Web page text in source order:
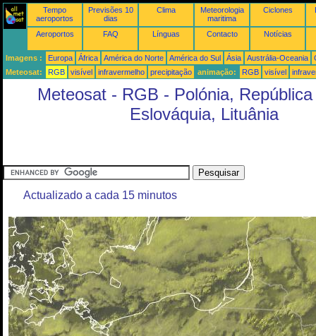
Tempo
aeroportos
Previsões 10
dias
Clima
Meteorologia
maritima
Ciclones
Aeroportos FAQ Línguas Contacto Notícias
Imagens : Europa África América do Norte América do Sul Ásia Austrália-Oceania
Meteosat:
RGB visível infravermelho precipitação animação: RGB visível
Meteosat - RGB - Polónia,
Eslováquia, Lituânia
Actualizado a cada 15 minutos